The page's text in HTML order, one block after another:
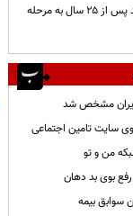
پل شهرستان پل‌سفید پس از ۲۵ سال به مرحله
مشخص شد
سایت تامین اجتماعی
من و تو
سوابق بیمه